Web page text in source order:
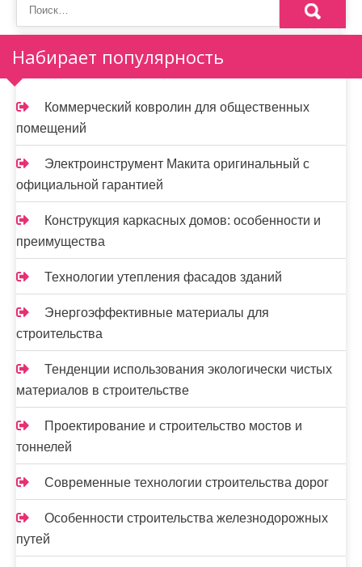
Набирает популярность
Коммерческий ковролин для общественных
помещений
Электроинструмент Макита оригинальный с
официальной гарантией
Конструкция каркасных домов: особенности и
преимущества
Технологии утепления фасадов зданий
Энергоэффективные материалы для
строительства
Тенденции использования экологически чистых
материалов в строительстве
Проектирование и строительство мостов и
тоннелей
Современные технологии строительства дорог
Особенности строительства железнодорожных
путей